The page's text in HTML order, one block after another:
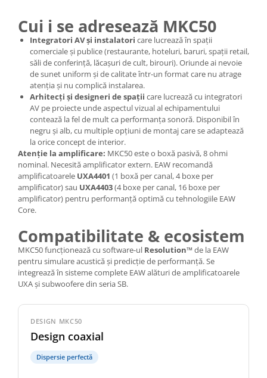
Cui i se adresează MKC50
Integratori AV și instalatori care lucrează în spații
comerciale și publice (restaurante, hoteluri, baruri, spații retail,
săli de conferință, lăcașuri de cult, birouri). Oriunde ai nevoie
de sunet uniform și de calitate într-un format care nu atrage
atenția și nu complică instalarea.
Arhitecți și designeri de spații care lucrează cu integratori
AV pe proiecte unde aspectul vizual al echipamentului
contează la fel de mult ca performanța sonoră. Disponibil în
negru și alb, cu multiple opțiuni de montaj care se adaptează
la orice concept de interior.
Atenție la amplificare: MKC50 este o boxă pasivă, 8 ohmi
nominal. Necesită amplificator extern. EAW recomandă
amplificatoarele UXA4401 (1 boxă per canal, 4 boxe per
amplificator) sau UXA4403(4 boxe per canal, 16 boxe per
amplificator) pentru performanță optimă cu tehnologiile EAW
Core.
Compatibilitate & ecosistem
MKC50 funcționează cu software-ul Resolution™ de la EAW
pentru simulare acustică și predicție de performanță. Se
integrează în sisteme complete EAW alături de amplificatoarele
UXA și subwoofere din seria SB.
DESIGN MKC50
Design coaxial
Dispersie perfectă